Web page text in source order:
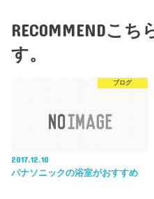
RECOMMENDこち
す。
ブログ
2017.12.10
パナソニックの浴室がおすすめ